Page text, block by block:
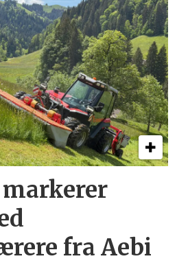
markerer
fra Aebi